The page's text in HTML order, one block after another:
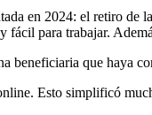
en 2024: el retiro de
para trabajar.
beneficiaria que haya
Esto simplificó